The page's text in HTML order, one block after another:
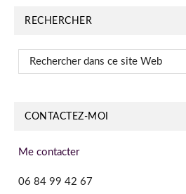
RECHERCHER
Rechercher
dans
Web
CONTACTEZ-MOI
Me contacter
06 84 99 42 67